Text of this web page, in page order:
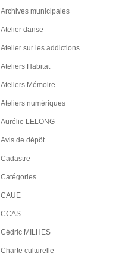
Archives municipales
Atelier danse
Atelier sur les addictions
Ateliers Habitat
Ateliers Mémoire
Ateliers numériques
Aurélie LELONG
Avis de dépôt
Cadastre
Catégories
CAUE
CCAS
Cédric MILHES
Charte culturelle